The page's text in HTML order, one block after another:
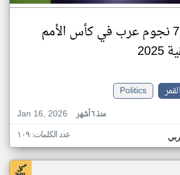
أفضل 7 نجوم عرب في كأس الأمم
Politics
Jan 16, 2026
منذ ٦ أشهر
عدد الكلمات: ١٠٩